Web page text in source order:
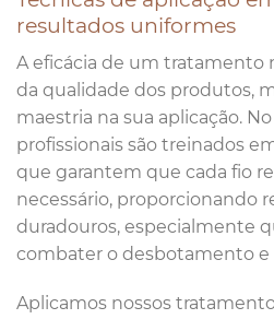
resultados uniformes
A eficácia de um tratamento
da qualidade dos produtos,
maestria na sua aplicação.
profissionais são treinados
que garantem que cada fio
necessário, proporcionando
duradouros, especialmente
combater o desbotamento e
Aplicamos nossos